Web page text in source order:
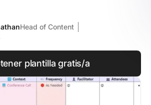
Head of Content
plantilla gratis/a